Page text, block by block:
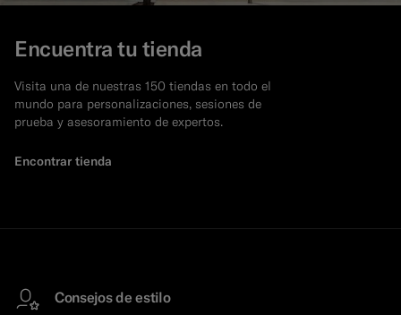
Encuentra tu tienda
Visita una de nuestras 150 tiendas en todo el
mundo para personalizaciones, sesiones de
prueba y asesoramiento de expertos.
Encontrar tienda
Consejos de estilo